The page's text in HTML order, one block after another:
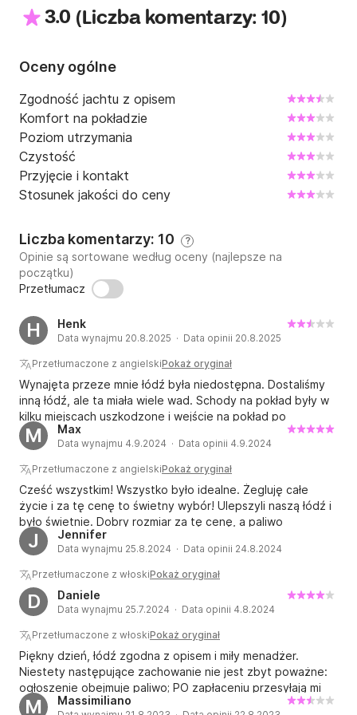
3.0 (Liczba komentarzy: 10)
Oceny ogólne
Zgodność jachtu z opisem
Komfort na pokładzie
Poziom utrzymania
Czystość
Przyjęcie i kontakt
Stosunek jakości do ceny
Liczba komentarzy: 10 ?
Opinie są sortowane według oceny (najlepsze na
początku)
Przetłumacz
H Henk
Data wynajmu 20.8.2025 · Data opinii 20.8.2025
Przetłumaczone z angielskiPokaż oryginał
Wynajęta przeze mnie łódź była niedostępna. Dostaliśmy
inną łódź, ale ta miała wiele wad. Schody na pokład były w
kilku miejscach uszkodzone i wejście na pokład po
przepłynięciu było praktycznie niemożliwe. Jeden z
pasażerów miał poważny uraz nogi. Reling na pokładzie
słonecznym był uszkodzony i niedokręcony. Nie dało się
tam usiąść, bo nie dało się utrzymać na relingu. Krem
przeciwsłoneczny nie był dobrze przymocowany do łodzi,
śruby były poluzowane w poliestrze. Poza tym wiele śrub
było luźnych i można było zrobić sobie poważne krzywdę.
Nie polecam tej łodzi.
M Max
Data wynajmu 4.9.2024 · Data opinii 4.9.2024
Przetłumaczone z angielskiPokaż oryginał
Cześć wszystkim! Wszystko było idealne. Żegluję całe
życie i za tę cenę to świetny wybór! Ulepszyli naszą łódź i
było świetnie. Dobry rozmiar za tę cenę, a paliwo
ostatecznie kosztowało tylko 26,05 więcej. Świetny dzień,
dobrze było zakotwiczyć po zwiedzaniu i cieszeniu się
włoskim późnym latem. Świetna komunikacja przez
WhatsApp i nawet dostaliśmy 30 minut więcej, ponieważ
trochę przesunęliśmy harmonogram. Super i dzięki!
Pozdrawiam, Max Jacobsen.
J Jennifer
Data wynajmu 25.8.2024 · Data opinii 24.8.2024
Przetłumaczone z włoskiPokaż oryginał
D Daniele
Data wynajmu 25.7.2024 · Data opinii 4.8.2024
Przetłumaczone z włoskiPokaż oryginał
Piękny dzień, łódź zgodna z opisem i miły menadżer.
Niestety następujące zachowanie nie jest zbyt poważne:
ogłoszenie obejmuje paliwo; PO zapłaceniu przesyłają mi
informację, że paliwo jest wyłączone. Poprosiłem o
M Massimiliano